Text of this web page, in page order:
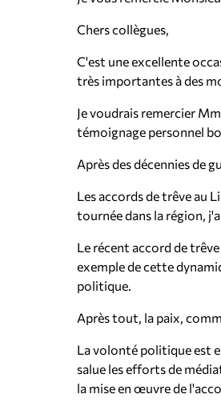
Chers collègues,
C'est une excellente
très importantes à des
Je voudrais remercier
témoignage personnel
Après des décennies de
Les accords de trêve au
tournée dans la région,
Le récent accord de
exemple de cette
politique.
Après tout, la paix,
La volonté politique est
salue les efforts de
la mise en œuvre de